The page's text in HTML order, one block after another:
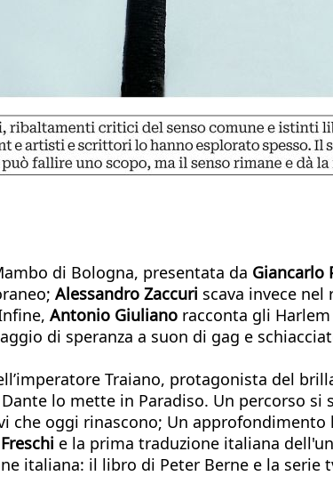
di Bologna, presentata da Giancarlo
Alessandro Zaccuri scava invece
Antonio Giuliano racconta gli
di speranza a suon di gag e
Traiano, protagonista del
lo mette in Paradiso. Un percorso
che oggi rinascono; Un
e la prima traduzione italiana
italiana: il libro di Peter Berne e la serie